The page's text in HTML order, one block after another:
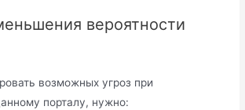
вероятности
возможных угроз при
порталу, нужно: